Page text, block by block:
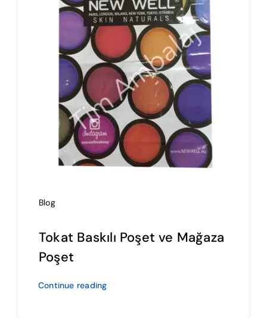
Blog
Tokat Baskılı Poşet ve Mağaza
Poşet
Continue reading